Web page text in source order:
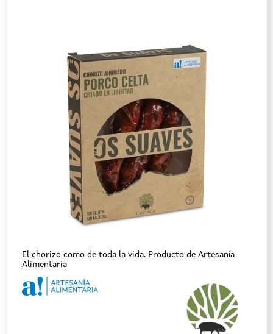
El chorizo como de toda la vida. Producto de Artesanía
Alimentaria